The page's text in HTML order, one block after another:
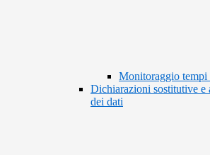
Monitoraggio tempi
Dichiarazioni sostitutive
dei dati